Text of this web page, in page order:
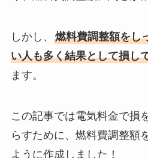
しかし、 燃料費調整額をし
い人も多く結果として損し
ます。
この記事では電気料金で損
らすために、燃料費調整額
ように作成しました！